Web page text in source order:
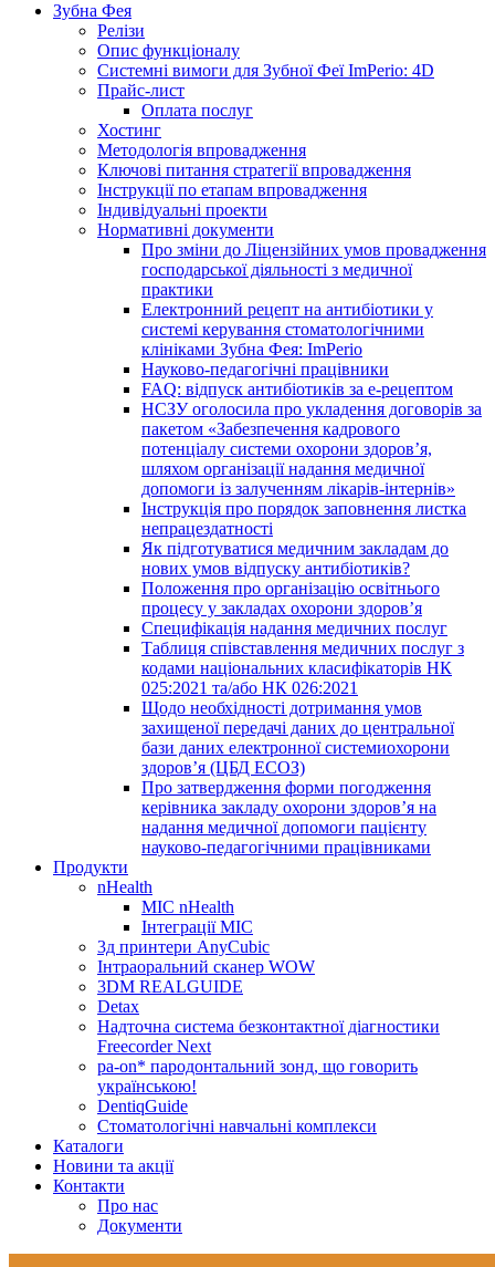
Зубна Фея
Релізи
Опис функціоналу
Системні вимоги для Зубної Феї ImPerio: 4D
Прайс-лист
Оплата послуг
Хостинг
Методологія впровадження
Ключові питання стратегії впровадження
Інструкції по етапам впровадження
Індивідуальні проекти
Нормативні документи
Про зміни до Ліцензійних умов провадження
господарської діяльності з медичної
практики
Електронний рецепт на антибіотики у
системі керування стоматологічними
клініками Зубна Фея: ImPerio
Науково-педагогічні працівники
FAQ: відпуск антибіотиків за е-рецептом
НСЗУ оголосила про укладення договорів за
пакетом «Забезпечення кадрового
потенціалу системи охорони здоров’я,
шляхом організації надання медичної
допомоги із залученням лікарів-інтернів»
Інструкція про порядок заповнення листка
непрацездатності
Як підготуватися медичним закладам до
нових умов відпуску антибіотиків?
Положення про організацію освітнього
процесу у закладах охорони здоров’я
Специфікація надання медичних послуг
Таблиця співставлення медичних послуг з
кодами національних класифікаторів НК
025:2021 та/або НК 026:2021
Щодо необхідності дотримання умов
захищеної передачі даних до центральної
бази даних електронної системиохорони
здоров’я (ЦБД ЕСОЗ)
Про затвердження форми погодження
керівника закладу охорони здоров’я на
надання медичної допомоги пацієнту
науково-педагогічними працівниками
Продукти
nHealth
МІС nHealth
Інтеграції МІС
3д принтери AnyCubic
Інтраоральний сканер WOW
3DM REALGUIDE
Detax
Надточна система безконтактної діагностики
Freecorder Next
pa-on* пародонтальний зонд, що говорить
українською!
DentiqGuide
Стоматологічні навчальні комплекси
Каталоги
Новини та акції
Контакти
Про нас
Документи